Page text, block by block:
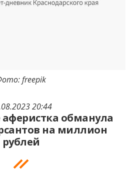
20:44
обманула
на миллион
рублей
freepik